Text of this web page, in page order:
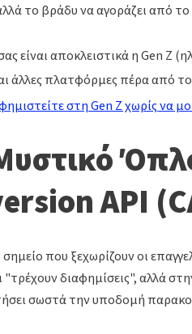
το βράδυ να αγοράζει από το
είναι αποκλειστικά η Gen Z
άλλες πλατφόρμες πέρα από
στη Gen Z χωρίς να
API
σημείο που ξεχωρίζουν οι
"τρέχουν διαφημίσεις", αλλά
σωστά την υποδομή